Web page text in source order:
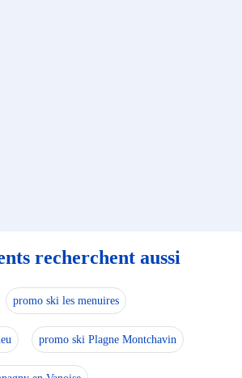
recherchent aussi
promo ski les menuires
promo ski Plagne Montchavin